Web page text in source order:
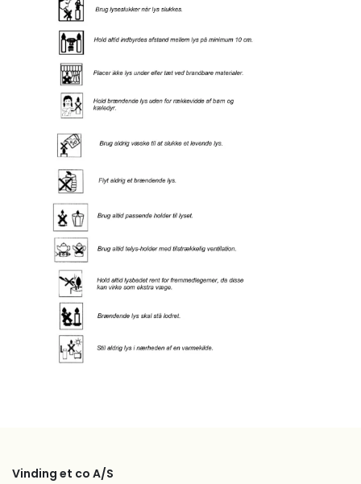
Vinding et co A/S